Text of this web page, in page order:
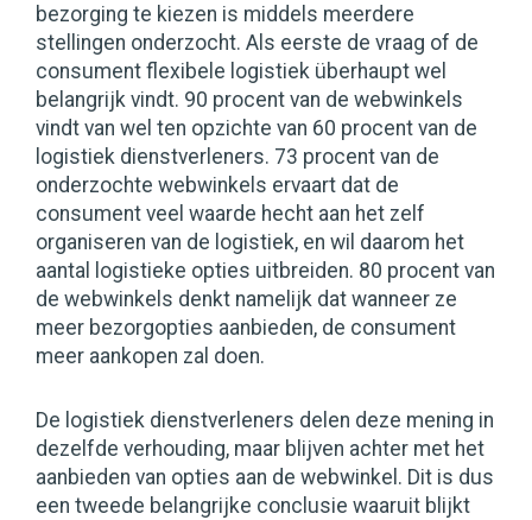
bezorging te kiezen is middels meerdere
stellingen onderzocht. Als eerste de vraag of de
consument flexibele logistiek überhaupt wel
belangrijk vindt. 90 procent van de webwinkels
vindt van wel ten opzichte van 60 procent van de
logistiek dienstverleners. 73 procent van de
onderzochte webwinkels ervaart dat de
consument veel waarde hecht aan het zelf
organiseren van de logistiek, en wil daarom het
aantal logistieke opties uitbreiden. 80 procent van
de webwinkels denkt namelijk dat wanneer ze
meer bezorgopties aanbieden, de consument
meer aankopen zal doen.
De logistiek dienstverleners delen deze mening in
dezelfde verhouding, maar blijven achter met het
aanbieden van opties aan de webwinkel. Dit is dus
een tweede belangrijke conclusie waaruit blijkt